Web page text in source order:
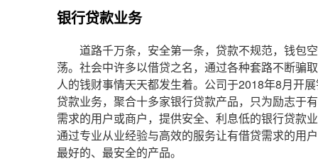
银行贷款业务
道路千万条，安全第一条，贷款不规范，钱包
荡。社会中许多以借贷之名，通过各种套路不断骗
人的钱财事情天天都发生着。公司于2018年8月开
贷款业务，聚合十多家银行贷款产品，只为励志于
需求的用户或商户，提供安全、利息低的银行贷款
通过专业从业经验与高效的服务让有借贷需求的用
最好的、最安全的产品。